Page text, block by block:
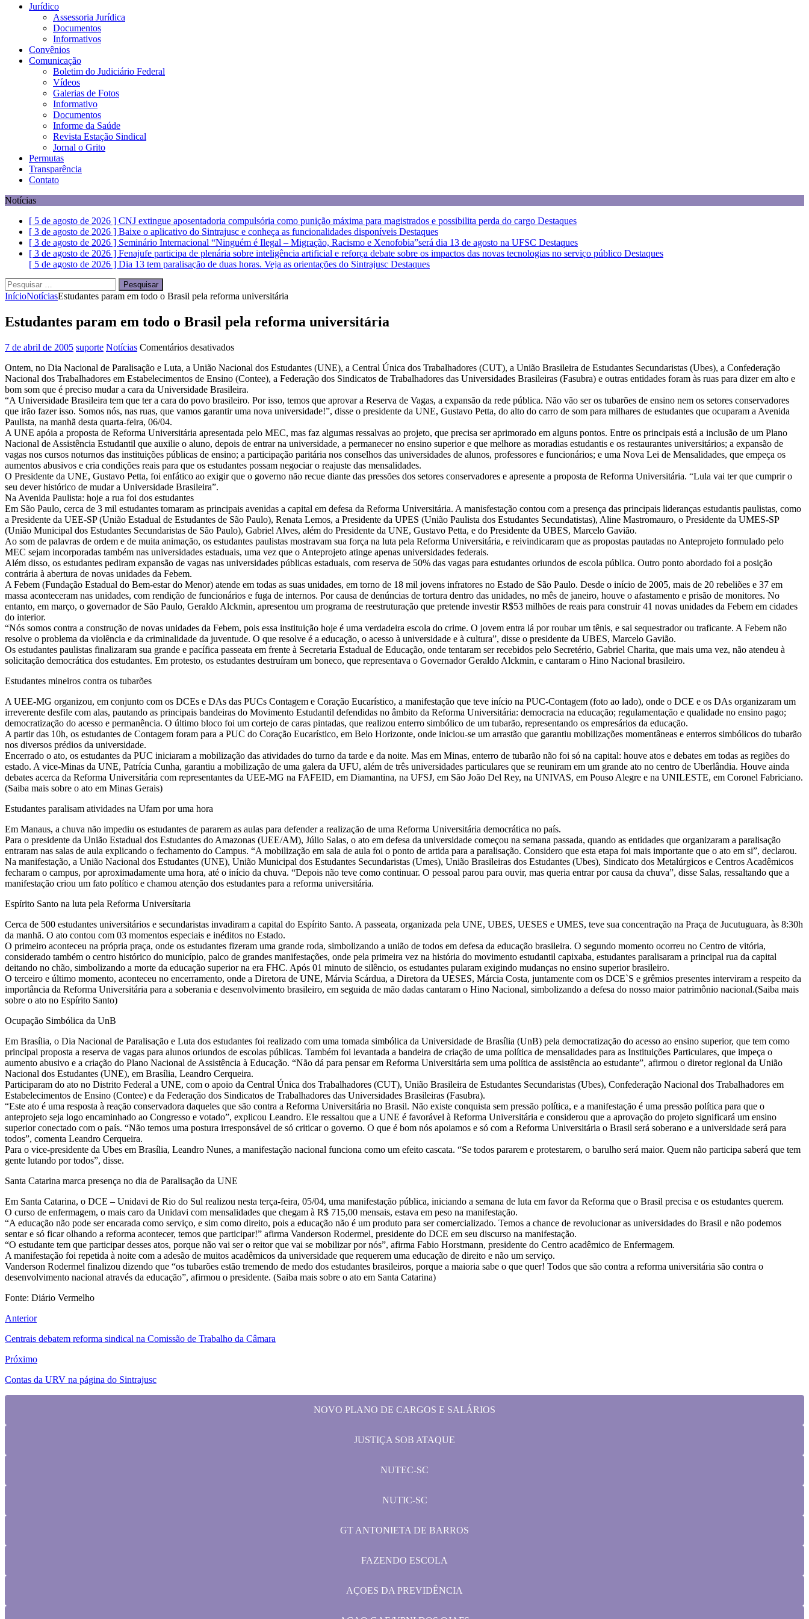
Jurídico
Assessoria Jurídica
Documentos
Informativos
Convênios
Comunicação
Boletim do Judiciário Federal
Vídeos
Galerias de Fotos
Informativo
Documentos
Informe da Saúde
Revista Estação Sindical
Jornal o Grito
Permutas
Transparência
Contato
Notícias
[ 5 de agosto de 2026 ] CNJ extingue aposentadoria compulsória como punição máxima para magistrados e possibilita perda do cargo Destaques
[ 3 de agosto de 2026 ] Baixe o aplicativo do Sintrajusc e conheça as funcionalidades disponíveis Destaques
[ 3 de agosto de 2026 ] Seminário Internacional “Ninguém é Ilegal – Migração, Racismo e Xenofobia”será dia 13 de agosto na UFSC Destaques
[ 3 de agosto de 2026 ] Fenajufe participa de plenária sobre inteligência artificial e reforça debate sobre os impactos das novas tecnologias no serviço público Destaques
[ 5 de agosto de 2026 ] Dia 13 tem paralisação de duas horas. Veja as orientações do Sintrajusc Destaques
Pesquisar
por:
InícioNotíciasEstudantes param em todo o Brasil pela reforma universitária
Estudantes param em todo o Brasil pela reforma universitária
7 de abril de 2005 suporte Notícias Comentários desativadosem
param
em
todo
o
Brasil
reforma
universitária
Ontem, no Dia Nacional de Paralisação e Luta, a União Nacional dos Estudantes (UNE), a Central Única dos Trabalhadores (CUT), a União Brasileira de Estudantes Secundaristas (Ubes), a Confederação
Nacional dos Trabalhadores em Estabelecimentos de Ensino (Contee), a Federação dos Sindicatos de Trabalhadores das Universidades Brasileiras (Fasubra) e outras entidades foram às ruas para dizer em alto e
bom som que é preciso mudar a cara da Universidade Brasileira.
“A Universidade Brasileira tem que ter a cara do povo brasileiro. Por isso, temos que aprovar a Reserva de Vagas, a expansão da rede pública. Não vão ser os tubarões de ensino nem os setores conservadores
que irão fazer isso. Somos nós, nas ruas, que vamos garantir uma nova universidade!”, disse o presidente da UNE, Gustavo Petta, do alto do carro de som para milhares de estudantes que ocuparam a Avenida
Paulista, na manhã desta quarta-feira, 06/04.
A UNE apóia a proposta de Reforma Universitária apresentada pelo MEC, mas faz algumas ressalvas ao projeto, que precisa ser aprimorado em alguns pontos. Entre os principais está a inclusão de um Plano
Nacional de Assistência Estudantil que auxilie o aluno, depois de entrar na universidade, a permanecer no ensino superior e que melhore as moradias estudantis e os restaurantes universitários; a expansão de
vagas nos cursos noturnos das instituições públicas de ensino; a participação paritária nos conselhos das universidades de alunos, professores e funcionários; e uma Nova Lei de Mensalidades, que empeça os
aumentos abusivos e cria condições reais para que os estudantes possam negociar o reajuste das mensalidades.
O Presidente da UNE, Gustavo Petta, foi enfático ao exigir que o governo não recue diante das pressões dos setores conservadores e apresente a proposta de Reforma Universitária. “Lula vai ter que cumprir o
seu dever histórico de mudar a Universidade Brasileira”.
Na Avenida Paulista: hoje a rua foi dos estudantes
Em São Paulo, cerca de 3 mil estudantes tomaram as principais avenidas a capital em defesa da Reforma Universitária. A manisfestação contou com a presença das principais lideranças estudantis paulistas, como
a Presidente da UEE-SP (União Estadual de Estudantes de São Paulo), Renata Lemos, a Presidente da UPES (União Paulista dos Estudantes Secundatistas), Aline Mastromauro, o Presidente da UMES-SP
(União Municipal dos Estudantes Secundaristas de São Paulo), Gabriel Alves, além do Presidente da UNE, Gustavo Petta, e do Presidente da UBES, Marcelo Gavião.
Ao som de palavras de ordem e de muita animação, os estudantes paulistas mostravam sua força na luta pela Reforma Universitária, e reivindicaram que as propostas pautadas no Anteprojeto formulado pelo
MEC sejam incorporadas também nas universidades estaduais, uma vez que o Anteprojeto atinge apenas universidades federais.
Além disso, os estudantes pediram expansão de vagas nas universidades públicas estaduais, com reserva de 50% das vagas para estudantes oriundos de escola pública. Outro ponto abordado foi a posição
contrária à abertura de novas unidades da Febem.
A Febem (Fundação Estadual do Bem-estar do Menor) atende em todas as suas unidades, em torno de 18 mil jovens infratores no Estado de São Paulo. Desde o início de 2005, mais de 20 rebeliões e 37 em
massa aconteceram nas unidades, com rendição de funcionários e fuga de internos. Por causa de denúncias de tortura dentro das unidades, no mês de janeiro, houve o afastamento e prisão de monitores. No
entanto, em março, o governador de São Paulo, Geraldo Alckmin, apresentou um programa de reestruturação que pretende investir R$53 milhões de reais para construir 41 novas unidades da Febem em cidades
do interior.
“Nós somos contra a construção de novas unidades da Febem, pois essa instituição hoje é uma verdadeira escola do crime. O jovem entra lá por roubar um tênis, e sai sequestrador ou traficante. A Febem não
resolve o problema da violência e da criminalidade da juventude. O que resolve é a educação, o acesso à universidade e à cultura”, disse o presidente da UBES, Marcelo Gavião.
Os estudantes paulistas finalizaram sua grande e pacífica passeata em frente à Secretaria Estadual de Educação, onde tentaram ser recebidos pelo Secretério, Gabriel Charita, que mais uma vez, não atendeu à
solicitação democrática dos estudantes. Em protesto, os estudantes destruíram um boneco, que representava o Governador Geraldo Alckmin, e cantaram o Hino Nacional brasileiro.
Estudantes mineiros contra os tubarões
A UEE-MG organizou, em conjunto com os DCEs e DAs das PUCs Contagem e Coração Eucarístico, a manifestação que teve início na PUC-Contagem (foto ao lado), onde o DCE e os DAs organizaram um
irreverente desfile com alas, pautando as principais bandeiras do Movimento Estudantil defendidas no âmbito da Reforma Universitária: democracia na educação; regulamentação e qualidade no ensino pago;
democratização do acesso e permanência. O último bloco foi um cortejo de caras pintadas, que realizou enterro simbólico de um tubarão, representando os empresários da educação.
A partir das 10h, os estudantes de Contagem foram para a PUC do Coração Eucarístico, em Belo Horizonte, onde iniciou-se um arrastão que garantiu mobilizações momentâneas e enterros simbólicos do tubarão
nos diversos prédios da universidade.
Encerrado o ato, os estudantes da PUC iniciaram a mobilização das atividades do turno da tarde e da noite. Mas em Minas, enterro de tubarão não foi só na capital: houve atos e debates em todas as regiões do
estado. A vice-Minas da UNE, Patrícia Cunha, garantiu a mobilização de uma galera da UFU, além de três universidades particulares que se reuniram em um grande ato no centro de Uberlândia. Houve ainda
debates acerca da Reforma Universitária com representantes da UEE-MG na FAFEID, em Diamantina, na UFSJ, em São João Del Rey, na UNIVAS, em Pouso Alegre e na UNILESTE, em Coronel Fabriciano.
(Saiba mais sobre o ato em Minas Gerais)
Estudantes paralisam atividades na Ufam por uma hora
Em Manaus, a chuva não impediu os estudantes de pararem as aulas para defender a realização de uma Reforma Universitária democrática no país.
Para o presidente da União Estadual dos Estudantes do Amazonas (UEE/AM), Júlio Salas, o ato em defesa da universidade começou na semana passada, quando as entidades que organizaram a paralisação
entraram nas salas de aula explicando o fechamento do Campus. “A mobilização em sala de aula foi o ponto de artida para a paralisação. Considero que esta etapa foi mais importante que o ato em si”, declarou.
Na manifestação, a União Nacional dos Estudantes (UNE), União Municipal dos Estudantes Secundaristas (Umes), União Brasileiras dos Estudantes (Ubes), Sindicato dos Metalúrgicos e Centros Acadêmicos
fecharam o campus, por aproximadamente uma hora, até o início da chuva. “Depois não teve como continuar. O pessoal parou para ouvir, mas queria entrar por causa da chuva”, disse Salas, ressaltando que a
manifestação criou um fato político e chamou atenção dos estudantes para a reforma universitária.
Espírito Santo na luta pela Reforma Universítaria
Cerca de 500 estudantes universitários e secundaristas invadiram a capital do Espírito Santo. A passeata, organizada pela UNE, UBES, UESES e UMES, teve sua concentração na Praça de Jucutuguara, às 8:30h
da manhã. O ato contou com 03 momentos especiais e inéditos no Estado.
O primeiro aconteceu na própria praça, onde os estudantes fizeram uma grande roda, simbolizando a união de todos em defesa da educação brasileira. O segundo momento ocorreu no Centro de vitória,
considerado também o centro histórico do município, palco de grandes manifestações, onde pela primeira vez na história do movimento estudantil capixaba, estudantes paralisaram a principal rua da capital
deitando no chão, simbolizando a morte da educação superior na era FHC. Após 01 minuto de silêncio, os estudantes pularam exigindo mudanças no ensino superior brasileiro.
O terceiro e último momento, aconteceu no encerramento, onde a Diretora de UNE, Márvia Scárdua, a Diretora da UESES, Márcia Costa, juntamente com os DCE`S e grêmios presentes interviram a respeito da
importância da Reforma Universitária para a soberania e desenvolvimento brasileiro, em seguida de mão dadas cantaram o Hino Nacional, simbolizando a defesa do nosso maior patrimônio nacional.(Saiba mais
sobre o ato no Espírito Santo)
Ocupação Simbólica da UnB
Em Brasília, o Dia Nacional de Paralisação e Luta dos estudantes foi realizado com uma tomada simbólica da Universidade de Brasília (UnB) pela democratização do acesso ao ensino superior, que tem como
principal proposta a reserva de vagas para alunos oriundos de escolas públicas. Também foi levantada a bandeira de criação de uma política de mensalidades para as Instituições Particulares, que impeça o
aumento abusivo e a criação do Plano Nacional de Assistência à Educação. “Não dá para pensar em Reforma Universitária sem uma política de assistência ao estudante”, afirmou o diretor regional da União
Nacional dos Estudantes (UNE), em Brasília, Leandro Cerqueira.
Participaram do ato no Distrito Federal a UNE, com o apoio da Central Única dos Trabalhadores (CUT), União Brasileira de Estudantes Secundaristas (Ubes), Confederação Nacional dos Trabalhadores em
Estabelecimentos de Ensino (Contee) e da Federação dos Sindicatos de Trabalhadores das Universidades Brasileiras (Fasubra).
“Este ato é uma resposta à reação conservadora daqueles que são contra a Reforma Universitária no Brasil. Não existe conquista sem pressão política, e a manifestação é uma pressão política para que o
anteprojeto seja logo encaminhado ao Congresso e votado”, explicou Leandro. Ele ressaltou que a UNE é favorável à Reforma Universitária e considerou que a aprovação do projeto significará um ensino
superior conectado com o país. “Não temos uma postura irresponsável de só criticar o governo. O que é bom nós apoiamos e só com a Reforma Universitária o Brasil será soberano e a universidade será para
todos”, comenta Leandro Cerqueira.
Para o vice-presidente da Ubes em Brasília, Leandro Nunes, a manifestação nacional funciona como um efeito cascata. “Se todos pararem e protestarem, o barulho será maior. Quem não participa saberá que tem
gente lutando por todos”, disse.
Santa Catarina marca presença no dia de Paralisação da UNE
Em Santa Catarina, o DCE – Unidavi de Rio do Sul realizou nesta terça-feira, 05/04, uma manifestação pública, iniciando a semana de luta em favor da Reforma que o Brasil precisa e os estudantes querem.
O curso de enfermagem, o mais caro da Unidavi com mensalidades que chegam à R$ 715,00 mensais, estava em peso na manifestação.
“A educação não pode ser encarada como serviço, e sim como direito, pois a educação não é um produto para ser comercializado. Temos a chance de revolucionar as universidades do Brasil e não podemos
sentar e só ficar olhando a reforma acontecer, temos que participar!” afirma Vanderson Rodermel, presidente do DCE em seu discurso na manifestação.
“O estudante tem que participar desses atos, porque não vai ser o reitor que vai se mobilizar por nós”, afirma Fabio Horstmann, presidente do Centro acadêmico de Enfermagem.
A manifestação foi repetida à noite com a adesão de muitos acadêmicos da universidade que requerem uma educação de direito e não um serviço.
Vanderson Rodermel finalizou dizendo que “os tubarões estão tremendo de medo dos estudantes brasileiros, porque a maioria sabe o que quer! Todos que são contra a reforma universitária são contra o
desenvolvimento nacional através da educação”, afirmou o presidente. (Saiba mais sobre o ato em Santa Catarina)
Fonte: Diário Vermelho
Anterior
Centrais debatem reforma sindical na Comissão de Trabalho da Câmara
Próximo
Contas da URV na página do Sintrajusc
NOVO PLANO DE CARGOS E SALÁRIOS
JUSTIÇA SOB ATAQUE
NUTEC-SC
NUTIC-SC
GT ANTONIETA DE BARROS
FAZENDO ESCOLA
AÇOES DA PREVIDÊNCIA